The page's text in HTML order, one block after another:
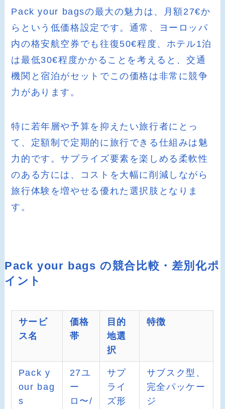
Pack your bagsの最大の魅力は、月額27€か
らという低価格設定です。通常、ヨーロッパ
内の格安航空券でも往復50€程度、ホテル1泊
は最低30€程度かかることを考えると、交通
機関と宿泊がセットでこの価格は非常に競争
力があります。
特に若年層や予算を抑えたい旅行者にとっ
て、定額制で定期的に旅行できる仕組みは魅
力的です。サプライズ要素を楽しめる柔軟性
のある方には、コストを大幅に削減しながら
旅行体験を増やせる優れた選択肢となりま
す。
Pack your bags の競合比較・差別化ポ
イント
サービ
ス名
価格
帯
目的
地選
択
特徴
Pack y
our bag
s
27ユ
ー
ロ〜/
サプ
ライ
ズ形
サブスク型、
完全パッケー
ジ